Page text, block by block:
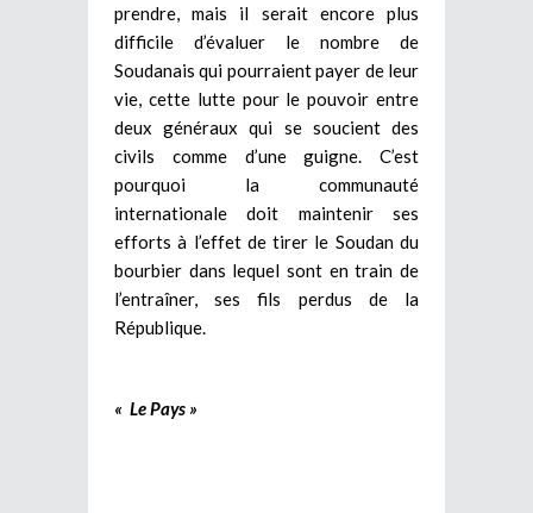
prendre, mais il serait encore plus
difficile d’évaluer le nombre de
Soudanais qui pourraient payer de leur
vie, cette lutte pour le pouvoir entre
deux généraux qui se soucient des
civils comme d’une guigne. C’est
pourquoi la communauté
internationale doit maintenir ses
efforts à l’effet de tirer le Soudan du
bourbier dans lequel sont en train de
l’entraîner, ses fils perdus de la
République.
« Le Pays »